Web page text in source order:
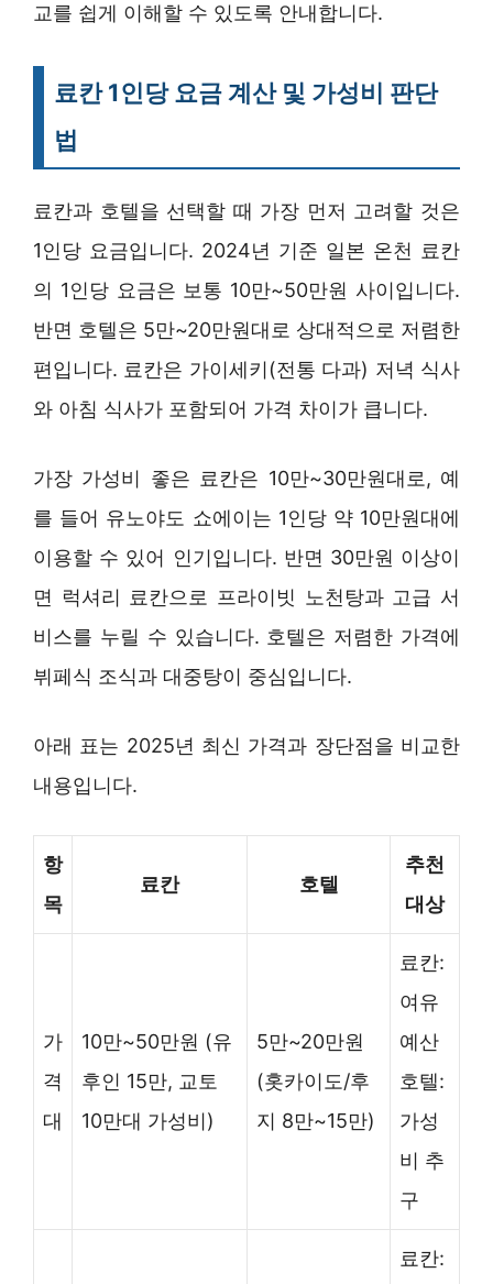
교를 쉽게 이해할 수 있도록 안내합니다.
료칸 1인당 요금 계산 및 가성비 판단
법
료칸과 호텔을 선택할 때 가장 먼저 고려할 것은
1인당 요금입니다. 2024년 기준 일본 온천 료칸
의 1인당 요금은 보통 10만~50만원 사이입니다.
반면 호텔은 5만~20만원대로 상대적으로 저렴한
편입니다. 료칸은 가이세키(전통 다과) 저녁 식사
와 아침 식사가 포함되어 가격 차이가 큽니다.
가장 가성비 좋은 료칸은 10만~30만원대로, 예
를 들어 유노야도 쇼에이는 1인당 약 10만원대에
이용할 수 있어 인기입니다. 반면 30만원 이상이
면 럭셔리 료칸으로 프라이빗 노천탕과 고급 서
비스를 누릴 수 있습니다. 호텔은 저렴한 가격에
뷔페식 조식과 대중탕이 중심입니다.
아래 표는 2025년 최신 가격과 장단점을 비교한
내용입니다.
항
목
료칸 호텔
추천
대상
가
격
대
10만~50만원 (유
후인 15만, 교토
10만대 가성비)
5만~20만원
(홋카이도/후
지 8만~15만)
료칸:
여유
예산
호텔:
가성
비 추
구
료칸: